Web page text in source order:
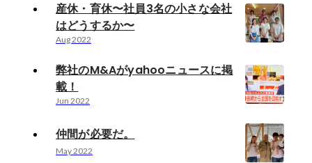
産休・育休〜社員3名の小さな会社
はどうするか〜
Aug 2022
弊社のM&Aがyahooニュースに掲
載！
Jun 2022
仲間が必要だ。
May 2022